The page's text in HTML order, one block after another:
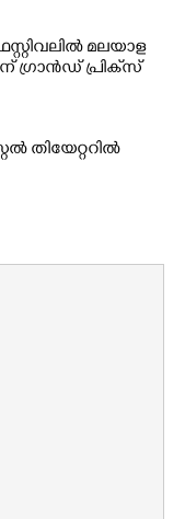
മലയാള
ഗ്രാൻഡ് പ്രിക്‌സ്
തിയേറ്ററിൽ